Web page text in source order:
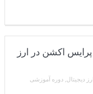
اکشن در ارز
دیجیتال, دوره آموزشی